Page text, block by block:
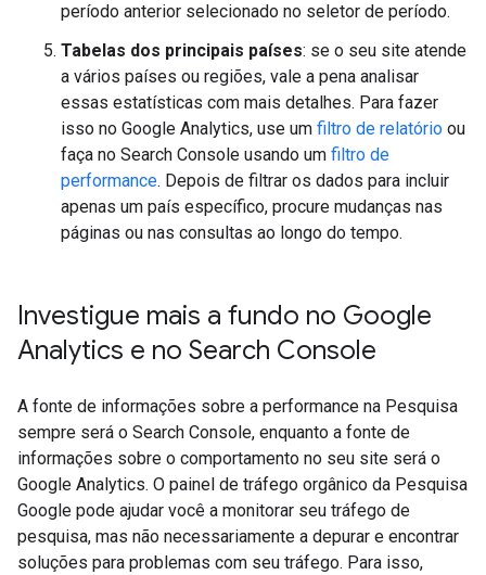
período anterior selecionado no seletor de período.
Tabelas dos principais países: se o seu site atende
a vários países ou regiões, vale a pena analisar
essas estatísticas com mais detalhes. Para fazer
isso no Google Analytics, use um filtro de relatório ou
faça no Search Console usando um filtro de
performance. Depois de filtrar os dados para incluir
apenas um país específico, procure mudanças nas
páginas ou nas consultas ao longo do tempo.
Investigue mais a fundo no Google
Analytics e no Search Console
A fonte de informações sobre a performance na Pesquisa
sempre será o Search Console, enquanto a fonte de
informações sobre o comportamento no seu site será o
Google Analytics. O painel de tráfego orgânico da Pesquisa
Google pode ajudar você a monitorar seu tráfego de
pesquisa, mas não necessariamente a depurar e encontrar
soluções para problemas com seu tráfego. Para isso,